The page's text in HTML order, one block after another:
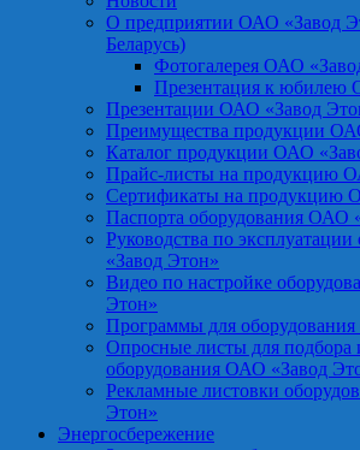
О предприятии ОАО «Завод
Беларусь)
Фотогалерея ОАО
Презентация к юбилею
Презентации ОАО «Завод
Преимущества продукции
Каталог продукции ОАО
Прайс-листы на продукцию
Сертификаты на продукцию
Паспорта оборудования ОАО
Руководства по
«Завод Этон»
Видео по настройке
Этон»
Программы для
Опросные листы для подбора
оборудования ОАО «Завод
Рекламные листовки
Этон»
Энергосбережение